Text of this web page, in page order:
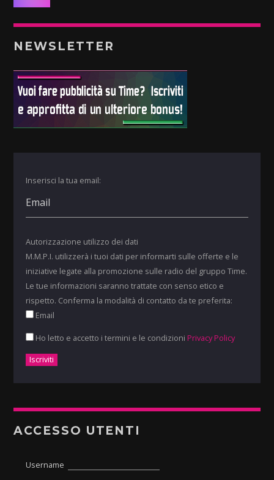
NEWSLETTER
Inserisci la tua email:
Autorizzazione utilizzo dei dati
M.M.P.I. utilizzerà i tuoi dati per informarti sulle offerte e le
iniziative legate alla promozione sulle radio del gruppo Time.
Le tue informazioni saranno trattate con senso etico e
rispetto. Conferma la modalità di contatto da te preferita:
Email
Ho letto e accetto i termini e le condizioni Privacy Policy
ACCESSO UTENTI
Username